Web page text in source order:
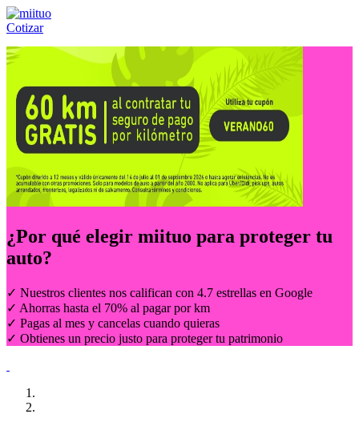
Cotizar
Llámanos al:(55) 84-21-05-00 ó
¿Por qué elegir miituo para proteger tu
auto?
✓ Nuestros clientes nos califican con 4.7 estrellas en Google
✓ Ahorras hasta el 70% al pagar por km
✓ Pagas al mes y cancelas cuando quieras
✓ Obtienes un precio justo para proteger tu patrimonio